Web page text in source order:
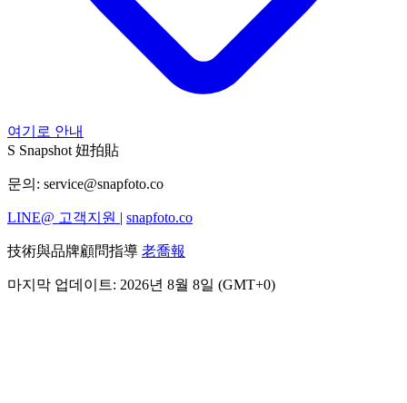
여기로 안내
S Snapshot 妞拍貼
문의: service@snapfoto.co
LINE@ 고객지원 | snapfoto.co
技術與品牌顧問指導 老喬報
마지막 업데이트: 2026년 8월 8일 (GMT+0)